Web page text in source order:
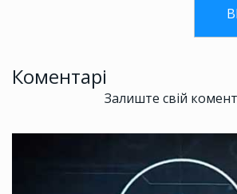
Коментарі
Залиште свій